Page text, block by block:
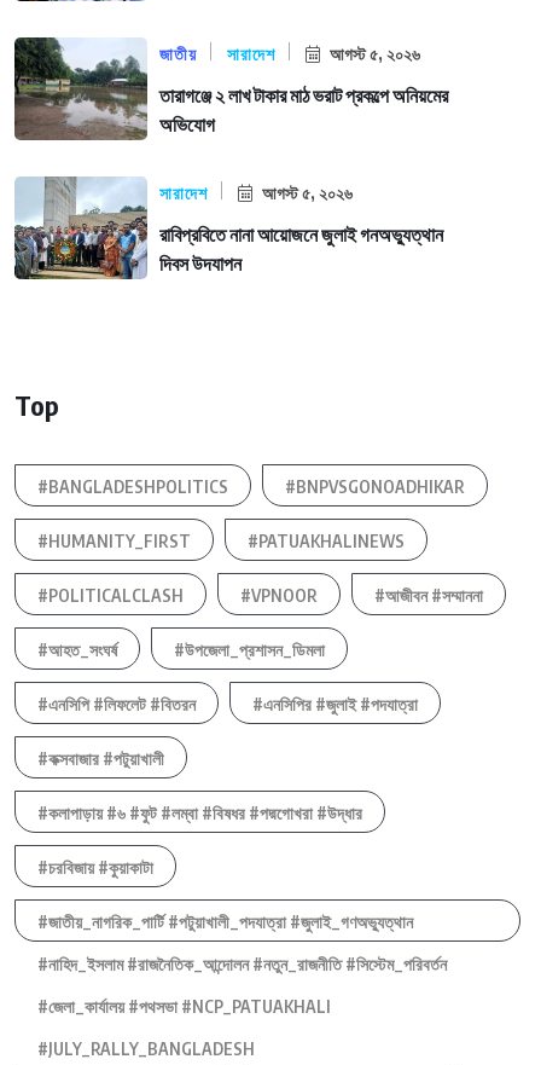
জাতীয় সারাদেশ আগস্ট ৫, ২০২৬
তারাগঞ্জে ২ লাখ টাকার মাঠ ভরাট প্রকল্পে অনিয়মের
অভিযোগ
সারাদেশ আগস্ট ৫, ২০২৬
রাবিপ্রবিতে নানা আয়োজনে জুলাই গনঅভ্যুত্থান
দিবস উদযাপন
Top
#BANGLADESHPOLITICS #BNPVSGONOADHIKAR
#HUMANITY_FIRST #PATUAKHALINEWS
#POLITICALCLASH #VPNOOR #আজীবন #সম্মাননা
#আহত_সংঘর্ষ #উপজেলা_প্রশাসন_ডিমলা
#এনসিপি #লিফলেট #বিতরন #এনসিপির #জুলাই #পদযাত্রা
#কক্সবাজার #পটুয়াখালী
#কলাপাড়ায় #৬ #ফুট #লম্বা #বিষধর #পদ্মগোখরা #উদ্ধার
#চরবিজায় #কুয়াকাটা
#জাতীয়_নাগরিক_পার্টি #পটুয়াখালী_পদযাত্রা #জুলাই_গণঅভ্যুত্থান
#নাহিদ_ইসলাম #রাজনৈতিক_আন্দোলন #নতুন_রাজনীতি #সিস্টেম_পরিবর্তন
#জেলা_কার্যালয় #পথসভা #NCP_PATUAKHALI
#JULY_RALLY_BANGLADESH